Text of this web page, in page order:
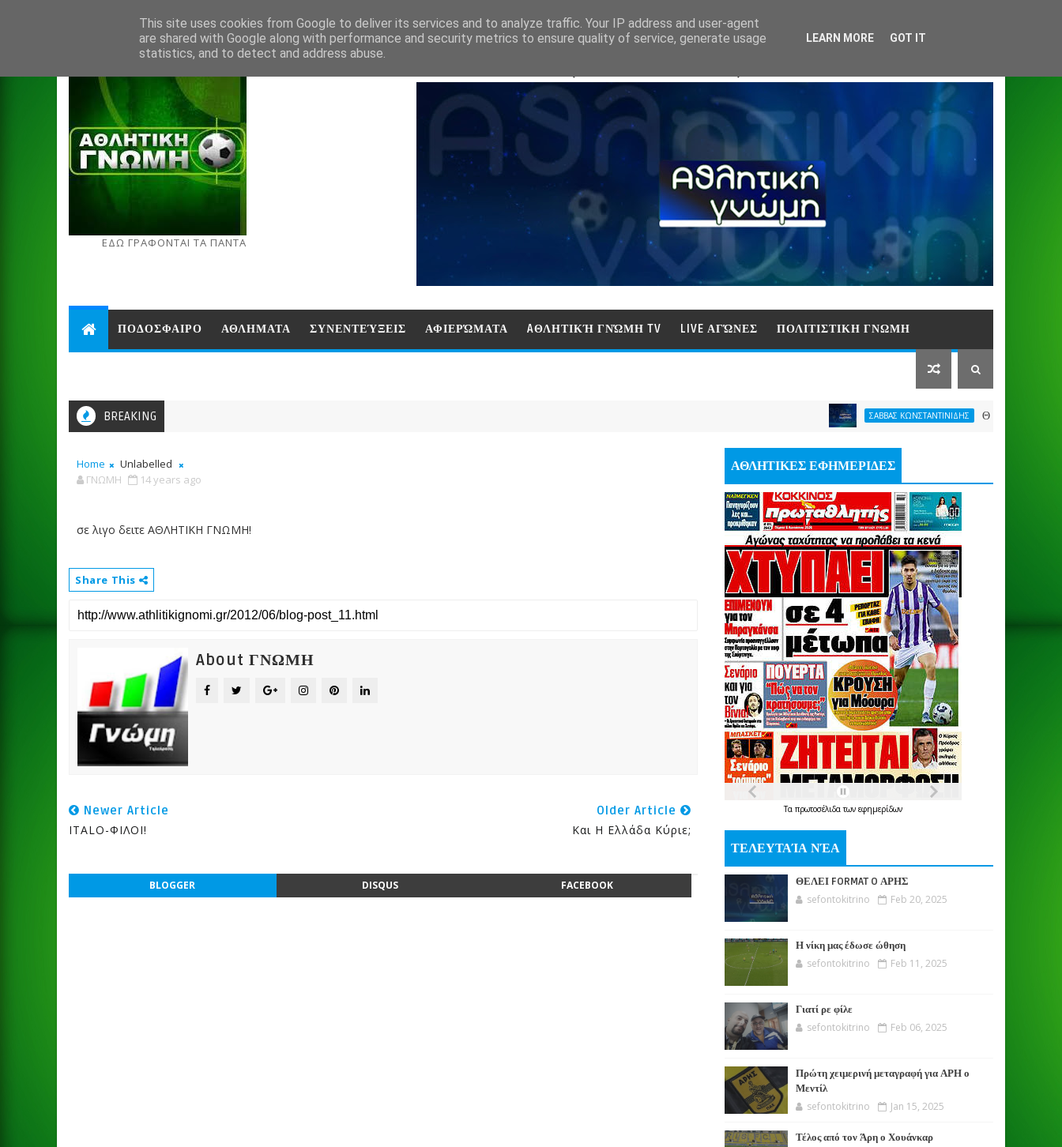
ΕΔΩ ΓΡΑΦΟΝΤΑΙ ΤΑ ΠΑΝΤΑ
ΠΟΔΟΣΦΑΙΡΟ ΑΘΛΗΜΑΤΑ ΣΥΝΕΝΤΕΎΞΕΙΣ ΑΦΙΕΡΏΜΑΤΑ AΘΛΗΤΙΚΉ ΓΝΏΜΗ TV LIVE ΑΓΏΝΕΣ ΠΟΛΙΤΙΣΤΙΚΗ ΓΝΩΜΗ
BREAKING ΣΑΒΒΑΣ ΚΩΝΣΤΑΝΤΙΝΙΔΗΣ ΘΕΛΕΙ FORMAT O ΑΡΗΣ
Home
Unlabelled
ΓΝΩΜΗ
14 years ago
σε λιγο δειτε ΑΘΛΗΤΙΚΗ ΓΝΩΜΗ!
Share This
About ΓΝΩΜΗ
Newer Article
ITALO-ΦΙΛΟΙ!
Older Article
Και Η Ελλάδα Κύριε;
BLOGGER DISQUS FACEBOOK
ΑΘΛΗΤΙΚΕΣ ΕΦΗΜΕΡΙΔΕΣ
Τα πρωτοσέλιδατων εφημερίδων
ΤΕΛΕΥΤΑΊΑ ΝΈΑ
ΘΕΛΕΙ FORMAT O ΑΡΗΣ
sefontokitrino Feb 20, 2025
Η νίκη μας έδωσε ώθηση
sefontokitrino Feb 11, 2025
Γιατί ρε φίλε
sefontokitrino Feb 06, 2025
Πρώτη χειμερινή μεταγραφή για ΑΡΗ ο
Μεντίλ
sefontokitrino Jan 15, 2025
Τέλος από τον Άρη ο Χουάνκαρ
This site uses cookies from Google to deliver its services and to analyze traffic. Your IP address and user-agent
are shared with Google along with performance and security metrics to ensure quality of service, generate usage
statistics, and to detect and address abuse.
LEARN MORE GOT IT